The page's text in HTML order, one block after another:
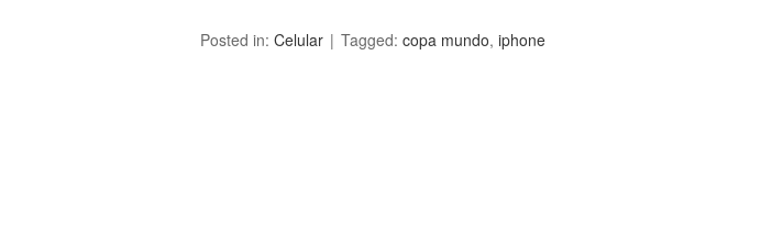
Posted in: Celular Tagged: copa mundo, iphone